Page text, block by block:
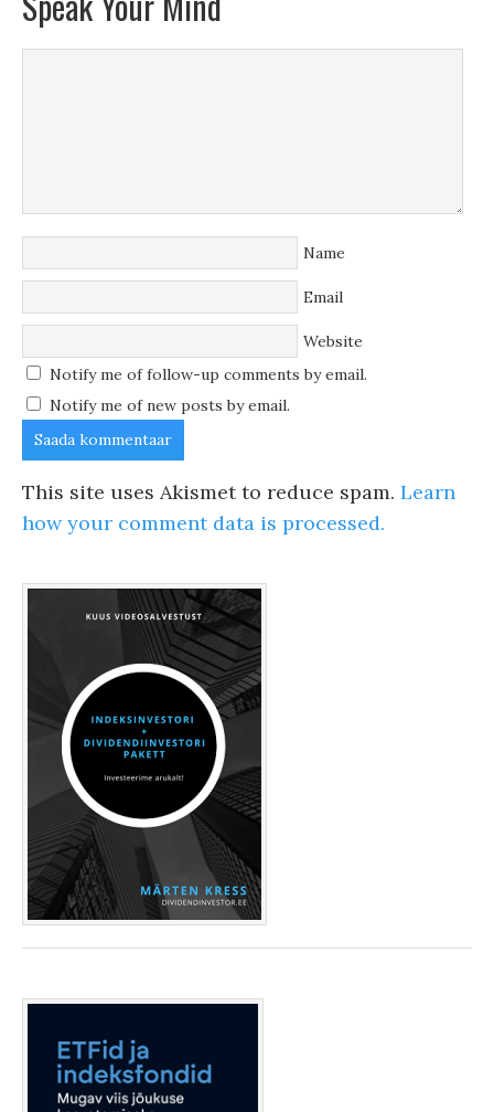
Name
Email
Website
Notify me of follow-up comments by email.
Notify me of new posts by email.
This site uses Akismet to reduce spam. Learn
how your comment data is processed.